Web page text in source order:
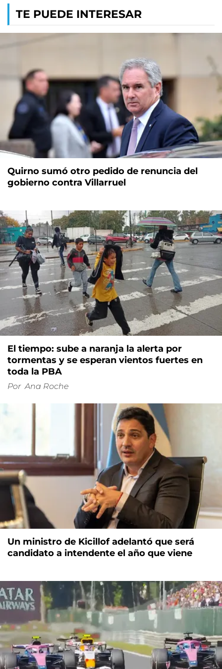
TE PUEDE INTERESAR
Quirno sumó otro pedido de renuncia del
gobierno contra Villarruel
El tiempo: sube a naranja la alerta por
tormentas y se esperan vientos fuertes en
toda la PBA
Por Ana Roche
Un ministro de Kicillof adelantó que será
candidato a intendente el año que viene